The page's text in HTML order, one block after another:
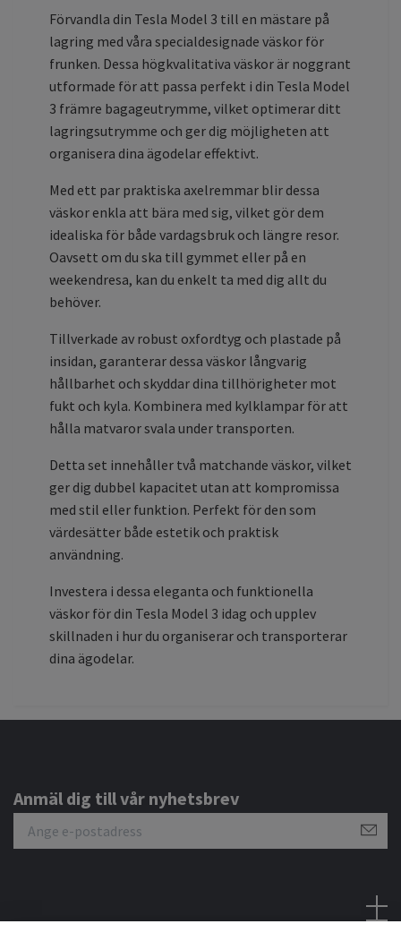
Förvandla din Tesla Model 3 till en mästare på
lagring med våra specialdesignade väskor för
frunken. Dessa högkvalitativa väskor är noggrant
utformade för att passa perfekt i din Tesla Model
3 främre bagageutrymme, vilket optimerar ditt
lagringsutrymme och ger dig möjligheten att
organisera dina ägodelar effektivt.
Med ett par praktiska axelremmar blir dessa
väskor enkla att bära med sig, vilket gör dem
idealiska för både vardagsbruk och längre resor.
Oavsett om du ska till gymmet eller på en
weekendresa, kan du enkelt ta med dig allt du
behöver.
Tillverkade av robust oxfordtyg och plastade på
insidan, garanterar dessa väskor långvarig
hållbarhet och skyddar dina tillhörigheter mot
fukt och kyla. Kombinera med kylklampar för att
hålla matvaror svala under transporten.
Detta set innehåller två matchande väskor, vilket
ger dig dubbel kapacitet utan att kompromissa
med stil eller funktion. Perfekt för den som
värdesätter både estetik och praktisk
användning.
Investera i dessa eleganta och funktionella
väskor för din Tesla Model 3 idag och upplev
skillnaden i hur du organiserar och transporterar
dina ägodelar.
Anmäl dig till vår nyhetsbrev